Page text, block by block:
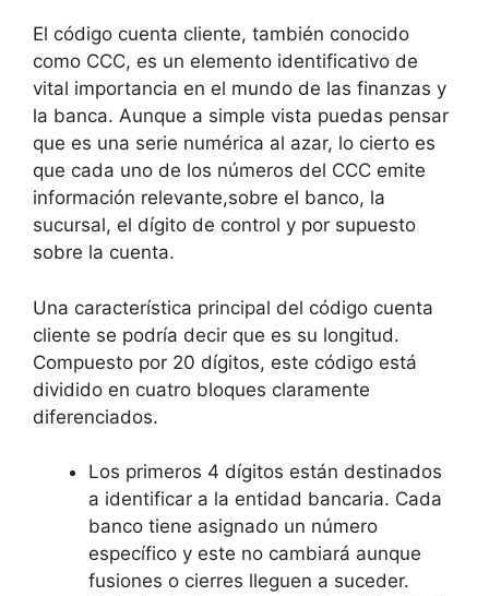
El código cuenta cliente, también conocido
como CCC, es un elemento identificativo de
vital importancia en el mundo de las finanzas y
la banca. Aunque a simple vista puedas pensar
que es una serie numérica al azar, lo cierto es
que cada uno de los números del CCC emite
información relevante,sobre el banco, la
sucursal, el dígito de control y por supuesto
sobre la cuenta.
Una característica principal del código cuenta
cliente se podría decir que es su longitud.
Compuesto por 20 dígitos, este código está
dividido en cuatro bloques claramente
diferenciados.
Los primeros 4 dígitos están destinados
a identificar a la entidad bancaria. Cada
banco tiene asignado un número
específico y este no cambiará aunque
fusiones o cierres lleguen a suceder.